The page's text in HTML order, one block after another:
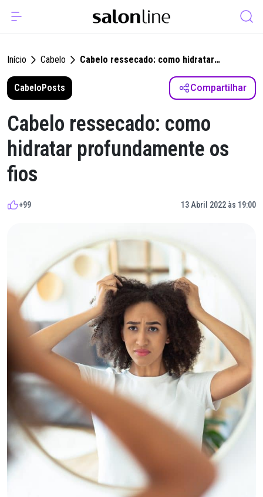
Início Cabelo
Cabelo ressecado: como hidratar
CabeloPosts Compartilhar
Cabelo ressecado: como
hidratar profundamente os
fios
+99 13 Abril 2022 às 19:00